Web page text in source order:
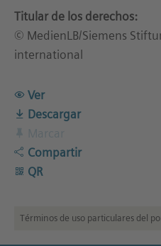
Titular de los derechos:
© MedienLB/Siemens
international
Ver
Descargar
Compartir
QR
Términos de uso particulares del